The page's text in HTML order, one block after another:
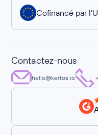
Cofinancé par
Contactez-nous
hello@kertos.io